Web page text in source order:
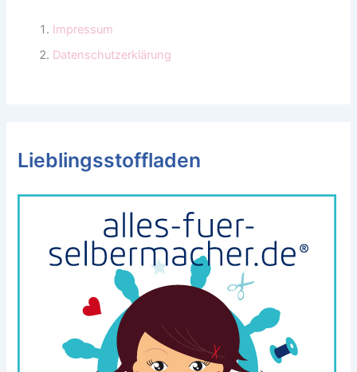
Impressum
Datenschutzerklärung
Lieblingsstoffladen